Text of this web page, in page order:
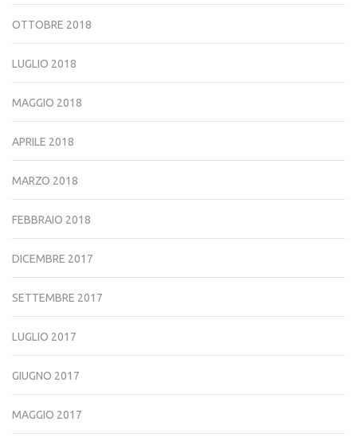
OTTOBRE 2018
LUGLIO 2018
MAGGIO 2018
APRILE 2018
MARZO 2018
FEBBRAIO 2018
DICEMBRE 2017
SETTEMBRE 2017
LUGLIO 2017
GIUGNO 2017
MAGGIO 2017